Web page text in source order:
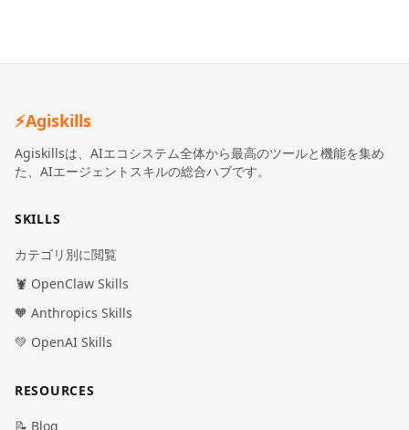
⚡Agiskills
Agiskillsは、AIエコシステム全体から最高のツールと機能を集め
た、AIエージェントスキルの総合ハブです。
SKILLS
カテゴリ別に閲覧
🦞 OpenClaw Skills
🧡 Anthropics Skills
💚 OpenAI Skills
RESOURCES
📝 Blog